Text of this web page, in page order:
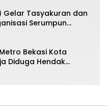
Gelar Tasyakuran dan
Serumpun
Bekasi Kota
Diduga Hendak